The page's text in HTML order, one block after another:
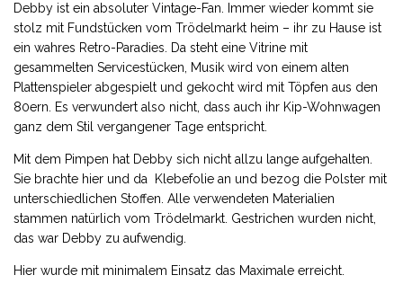
Debby ist ein absoluter Vintage-Fan. Immer wieder kommt sie
stolz mit Fundstücken vom Trödelmarkt heim – ihr zu Hause ist
ein wahres Retro-Paradies. Da steht eine Vitrine mit
gesammelten Servicestücken, Musik wird von einem alten
Plattenspieler abgespielt und gekocht wird mit Töpfen aus den
80ern. Es verwundert also nicht, dass auch ihr Kip-Wohnwagen
ganz dem Stil vergangener Tage entspricht.
Mit dem Pimpen hat Debby sich nicht allzu lange aufgehalten.
Sie brachte hier und da Klebefolie an und bezog die Polster mit
unterschiedlichen Stoffen. Alle verwendeten Materialien
stammen natürlich vom Trödelmarkt. Gestrichen wurden nicht,
das war Debby zu aufwendig.
Hier wurde mit minimalem Einsatz das Maximale erreicht.